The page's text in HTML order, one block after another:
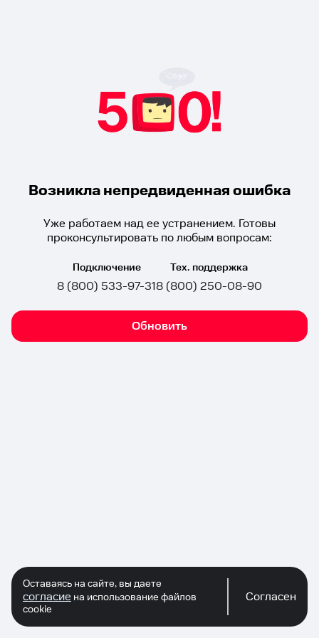
Возникла непредвиденная ошибка
Уже работаем над ее устранением. Готовы
проконсультировать по любым вопросам:
Подключение
8 (800) 533-97-31
Тех. поддержка
8 (800) 250-08-90
Обновить
Оставаясь на сайте, вы даете
согласие на использование файлов
cookie
Согласен